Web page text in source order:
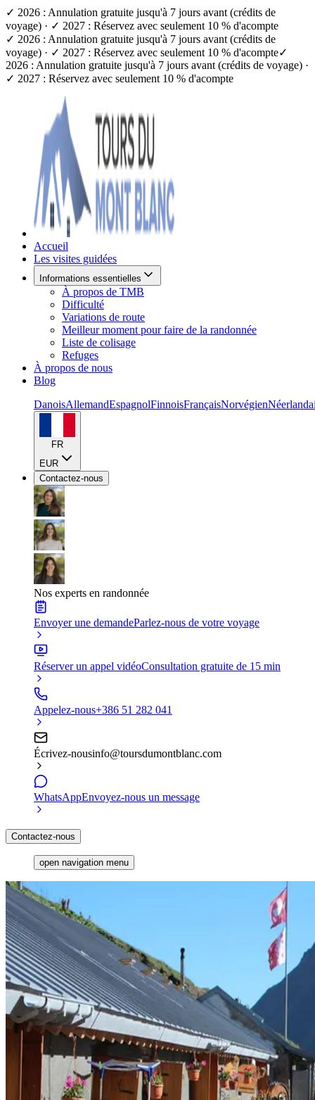
✓ 2026 : Annulation gratuite jusqu'à 7 jours avant (crédits de
voyage) · ✓ 2027 : Réservez avec seulement 10 % d'acompte
✓ 2026 : Annulation gratuite jusqu'à 7 jours avant (crédits de
voyage) · ✓ 2027 : Réservez avec seulement 10 % d'acompte✓
2026 : Annulation gratuite jusqu'à 7 jours avant (crédits de voyage) ·
✓ 2027 : Réservez avec seulement 10 % d'acompte
Accueil
Les visites guidées
Informations essentielles
À propos de TMB
Difficulté
Variations de route
Meilleur moment pour faire de la randonnée
Liste de colisage
Refuges
À propos de nous
Blog
DanoisAllemandEspagnolFinnoisFrançaisNorvégien
FR
EUR
Contactez-nous
Nos experts en randonnée
Envoyer une demandeParlez-nous de votre voyage
Réserver un appel vidéoConsultation gratuite de 15 min
Appelez-nous+386 51 282 041
Écrivez-nousinfo@toursdumontblanc.com
WhatsAppEnvoyez-nous un message
Contactez-nous
open navigation menu